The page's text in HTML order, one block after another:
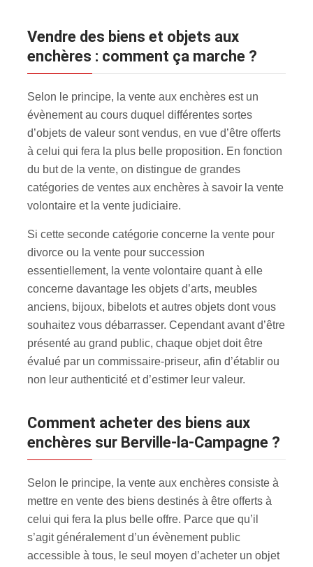
Vendre des biens et objets aux
enchères : comment ça marche ?
Selon le principe, la vente aux enchères est un
évènement au cours duquel différentes sortes
d’objets de valeur sont vendus, en vue d’être offerts
à celui qui fera la plus belle proposition. En fonction
du but de la vente, on distingue de grandes
catégories de ventes aux enchères à savoir la vente
volontaire et la vente judiciaire.
Si cette seconde catégorie concerne la vente pour
divorce ou la vente pour succession
essentiellement, la vente volontaire quant à elle
concerne davantage les objets d’arts, meubles
anciens, bijoux, bibelots et autres objets dont vous
souhaitez vous débarrasser. Cependant avant d’être
présenté au grand public, chaque objet doit être
évalué par un commissaire-priseur, afin d’établir ou
non leur authenticité et d’estimer leur valeur.
Comment acheter des biens aux
enchères sur Berville-la-Campagne ?
Selon le principe, la vente aux enchères consiste à
mettre en vente des biens destinés à être offerts à
celui qui fera la plus belle offre. Parce que qu’il
s’agit généralement d’un évènement public
accessible à tous, le seul moyen d’acheter un objet